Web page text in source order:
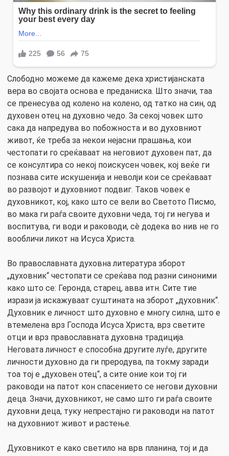
Слободно можеме да кажеме дека христијанската
вера во својата основа е преданиска. Што значи, таа
се пренесува од колено на колено, од татко на син, од
духовен отец на духовно чедо. За секој човек што
сака да напредува во побожноста и во духовниот
живот, ќе треба за некои нејасни прашања, кои
честопати го среќаваат на неговиот духовен пат, да
се консултира со некој поискусен човек, кој веќе ги
познава сите искушенија и неволји кои се среќаваат
во развојот и духовниот подвиг. Таков човек е
духовникот, кој, како што се вели во Светото Писмо,
во мака ги раѓа своите духовни чеда, тој ги негува и
воспитува, ги води и раководи, сè додека во нив не го
вообличи ликот на Исуса Христа.
Во православната духовна литература зборот
„духовник“ честопати се среќава под разни синоними
како што се: Геронда, старец, авва итн. Сите тие
изрази ја искажуваат суштината на зборот „духовник“.
Духовник е личност што духовно е многу силна, што е
втемелена врз Господа Исуса Христа, врз светите
отци и врз православната духовна традиција.
Неговата личност е способна другите луѓе, другите
личности духовно да ги преродува, па токму заради
тоа тој е „духовен отец“, а сите оние кои тој ги
раководи на патот кон спасението се негови духовни
деца. Значи, духовникот, не само што ги раѓа своите
духовни деца, туку непрестајно ги раководи на патот
на духовниот живот и растење.
Духовникот е како светило на врв планина, тој и да